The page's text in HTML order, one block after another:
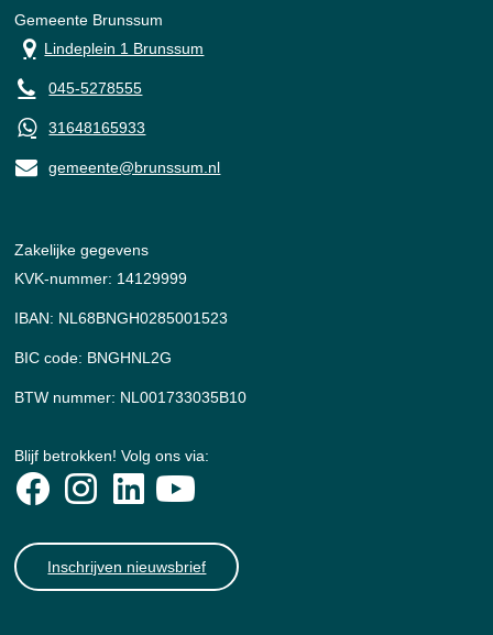
Gemeente Brunssum
Lindeplein 1 Brunssum
045-5278555
31648165933
gemeente@brunssum.nl
Zakelijke gegevens
KVK-nummer: 14129999
IBAN: NL68BNGH0285001523
BIC code: BNGHNL2G
BTW nummer: NL001733035B10
Blijf betrokken! Volg ons via:
Inschrijven nieuwsbrief